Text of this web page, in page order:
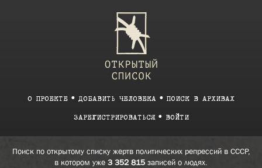
О ПРОЕКТЕ ДОБАВИТЬ ЧЕЛОВЕКА ПОИСК В АРХИВАХ
ЗАРЕГИСТРИРОВАТЬСЯ ВОЙТИ
Поиск по открытому списку жертв политических репрессий в СССР,
в котором уже 3 352 815 записей о людях.